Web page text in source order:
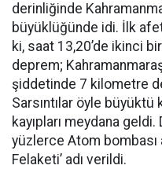
derinliğinde
büyüklüğünde idi. İlk
ki, saat 13,20’de ikinci
deprem;
şiddetinde 7 kilometre
Sarsıntılar öyle büyüktü
kayıpları meydana
yüzlerce Atom bombası
Felaketi’ adı verildi.